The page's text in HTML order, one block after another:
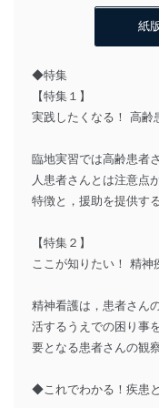
紙
◆特集
【特集１】
実践したくなる！ 高齢
臨地実習では高齢患者
人患者さんとは注意点
特徴と，援助を提供す
【特集２】
ここが知りたい！ 精神
精神看護は，患者さん
活するうえでの困り事
要となる患者さんの観
◆これでわかる！疾患